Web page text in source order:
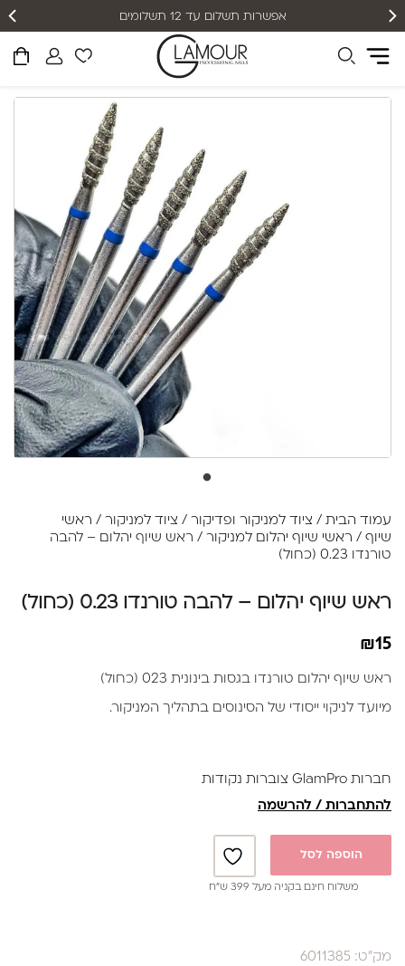
אפשרות תשלום עד 12 תשלומים
עמוד הבית / ציוד למניקור ופדיקור / ציוד למניקור / ראשי
שיוף / ראשי שיוף יהלום למניקור / ראש שיוף יהלום – להבה
טורנדו 0.23 (כחול)
ראש שיוף יהלום – להבה טורנדו 0.23 (כחול)
₪15
ראש שיוף יהלום טורנדו בגסות בינונית 023 (כחול)
מיועד לניקוי ייסודי של הסינוסים בתהליך המניקור.
חברות GlamPro צוברות נקודות
להתחברות / להרשמה
הוספה לסל
משלוח חינם בקניה מעל 399 ש”ח
מק"ט: 6011385